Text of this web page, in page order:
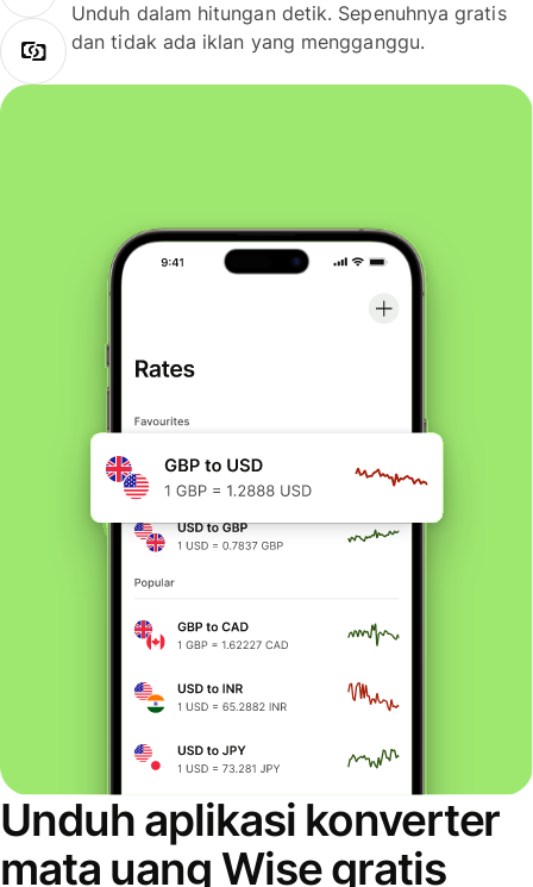
Unduh dalam hitungan detik. Sepenuhnya gratis
dan tidak ada iklan yang mengganggu.
Unduh aplikasi konverter
mata uang Wise gratis